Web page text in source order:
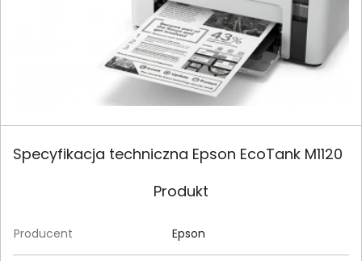
Specyfikacja techniczna Epson EcoTank M1120
Produkt
Producent Epson